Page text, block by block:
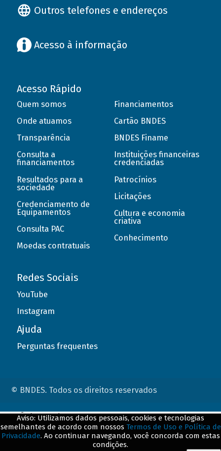
Outros telefones e endereços
Acesso à informação
Acesso Rápido
Quem somos
Onde atuamos
Transparência
Consulta a
financiamentos
Resultados para a
sociedade
Credenciamento de
Equipamentos
Consulta PAC
Moedas contratuais
Financiamentos
Cartão BNDES
BNDES Finame
Instituições financeiras
credenciadas
Patrocínios
Licitações
Cultura e economia
criativa
Conhecimento
Redes Sociais
YouTube
Instagram
Ajuda
Perguntas frequentes
© BNDES. Todos os direitos reservados
Aviso: Utilizamos dados pessoais, cookies e tecnologias
semelhantes de acordo com nossos Termos de Uso e Política de
Privacidade. Ao continuar navegando, você concorda com estas
condições.
ConteÃºdo complementar
${title}${badge}